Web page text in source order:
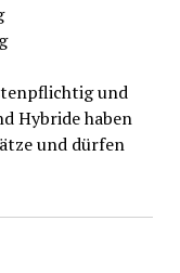
und
Hybride haben
und dürfen